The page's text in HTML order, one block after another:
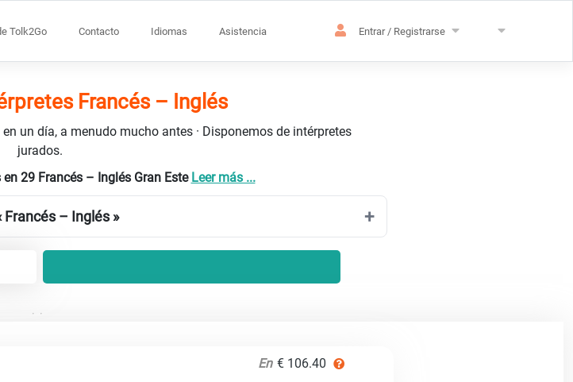
Tolk2Go Contacto Idiomas Asistencia Entrar / Registrarse
Francés – Inglés
un día, a menudo mucho antes · Disponemos de intérpretes
jurados.
29 Francés – Inglés Gran Este Leer más ...
– Inglés »
En € 106.40